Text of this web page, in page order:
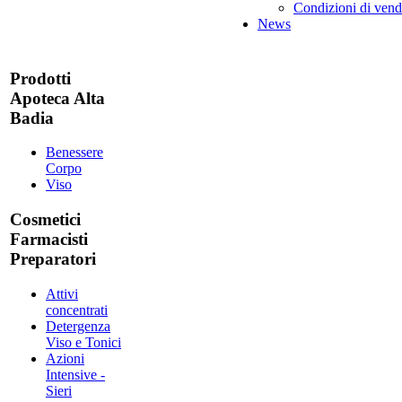
Condizioni di
News
Prodotti
Apoteca Alta
Badia
Benessere
Corpo
Viso
Cosmetici
Farmacisti
Preparatori
Attivi
concentrati
Detergenza
Viso e Tonici
Azioni
Intensive -
Sieri